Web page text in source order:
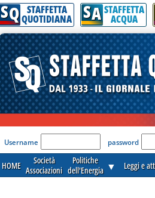
SQ STAFFETTA
QUOTIDIANA SA STAFFETTA
ACQUA
'Modulo Login per
Username password
HOME
Società
Associazioni
Politiche
dell'Energia ▼ Leggi e